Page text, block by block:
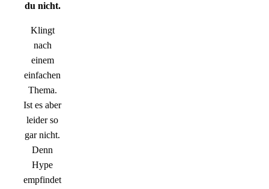
du nicht.
Klingt
nach
einem
einfachen
Thema.
Ist es aber
leider so
gar nicht.
Denn
Hype
empfindet